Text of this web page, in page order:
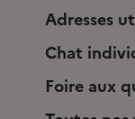
Adresses
Chat
Foire aux